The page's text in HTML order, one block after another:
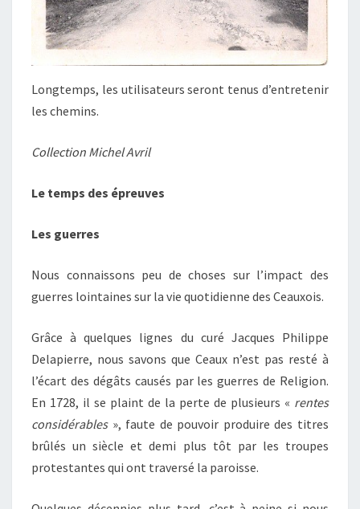
Longtemps, les utilisateurs seront tenus d’entretenir
les chemins.
Collection Michel Avril
Le temps des épreuves
Les guerres
Nous connaissons peu de choses sur l’impact des
guerres lointaines sur la vie quotidienne des Ceauxois.
Grâce à quelques lignes du curé Jacques Philippe
Delapierre, nous savons que Ceaux n’est pas resté à
l’écart des dégâts causés par les guerres de Religion.
En 1728, il se plaint de la perte de plusieurs « rentes
considérables», faute de pouvoir produire des titres
brûlés un siècle et demi plus tôt par les troupes
protestantes qui ont traversé la paroisse.